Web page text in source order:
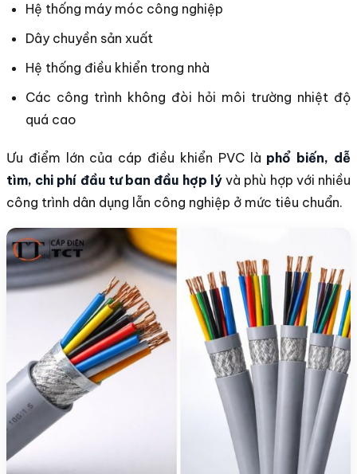
Hệ thống máy móc công nghiệp
Dây chuyền sản xuất
Hệ thống điều khiển trong nhà
Các công trình không đòi hỏi môi trường nhiệt độ
quá cao
Ưu điểm lớn của cáp điều khiển PVC là phổ biến, dễ
tìm, chi phí đầu tư ban đầu hợp lývà phù hợp với nhiều
công trình dân dụng lẫn công nghiệp ở mức tiêu chuẩn.